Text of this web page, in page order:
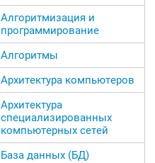
Алгоритмизация и
программирование
Алгоритмы
Архитектура компьютеров
Архитектура
специализированных
компьютерных сетей
База данных (БД)